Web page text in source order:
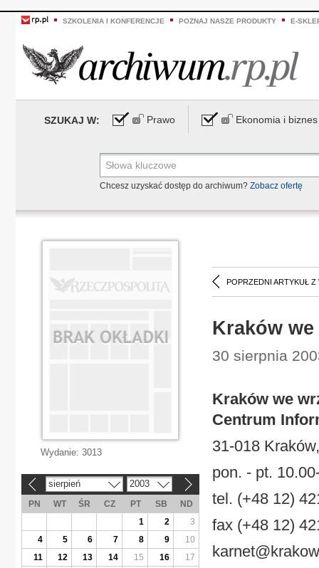
SZKOLENIA I KONFERENCJE POZNAJ NASZE PRODUKTY E-
SZUKAJ W: Prawo Ekonomia i biznes
Chcesz uzyskać dostęp do archiwum? Zobacz ofertę
POPRZEDNI ARTYKUŁ Z
Kraków
30 sierpnia
Kraków we
Centrum
31-018
pon. - pt.
tel. (+48 12)
fax (+48 12)
Wydanie: 3013
sierpień 2003
PN WT ŚR CZ PT SB
ND
1
2
3
4
5 6 7 8 9
10
11
12 13 14 15 16
17